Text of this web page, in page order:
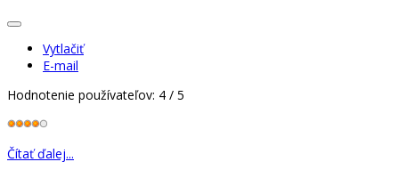
Vytlačiť
E-mail
Hodnotenie používateľov: 4 / 5
Čítať ďalej...